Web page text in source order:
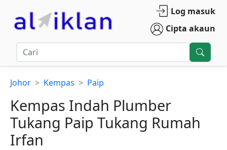
Log masuk
Cipta akaun
Johor Kempas Paip
Kempas Indah Plumber
Tukang Paip Tukang Rumah
Irfan